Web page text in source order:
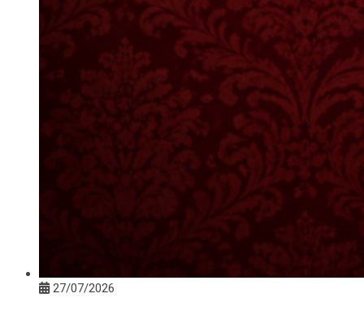
27/07/2026